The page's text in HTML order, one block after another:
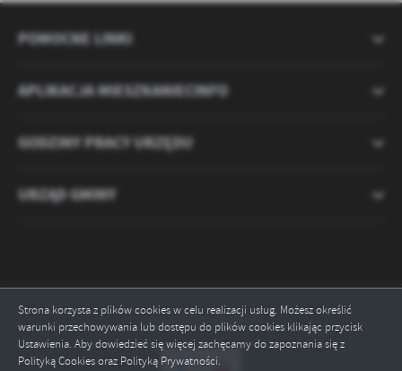
Strona korzysta z plików cookies w celu realizacji usług. Możesz określić
warunki przechowywania lub dostępu do plików cookies klikając przycisk
Ustawienia. Aby dowiedzieć się więcej zachęcamy do zapoznania się z
Polityką Cookies oraz Polityką Prywatności.
POMOCNE LINKI
APLIKACJA MIESZKANIECINFO
GODZINY PRACY URZĘDU
URZĄD GMINY
Odwiedzin: 2120895